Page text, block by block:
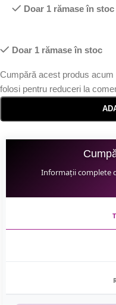
Doar 1 rămase în stoc
Doar 1 rămase în stoc
Cumpără acest produs
folosi pentru reduceri la
Informații complete